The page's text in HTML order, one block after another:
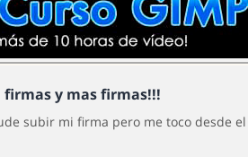
firmas y mas firmas!!!
subir mi firma pero me toco desde